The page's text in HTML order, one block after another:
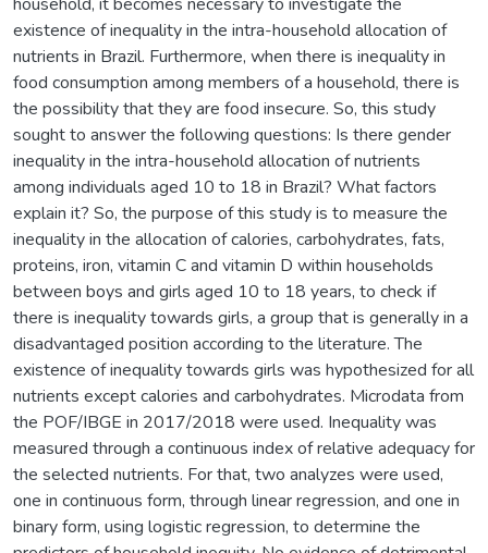
existence of inequality in the intra-household allocation of
nutrients in Brazil. Furthermore, when there is inequality in
food consumption among members of a household, there is
the possibility that they are food insecure. So, this study
sought to answer the following questions: Is there gender
inequality in the intra-household allocation of nutrients
among individuals aged 10 to 18 in Brazil? What factors
explain it? So, the purpose of this study is to measure the
inequality in the allocation of calories, carbohydrates, fats,
proteins, iron, vitamin C and vitamin D within households
between boys and girls aged 10 to 18 years, to check if
there is inequality towards girls, a group that is generally in a
disadvantaged position according to the literature. The
existence of inequality towards girls was hypothesized for all
nutrients except calories and carbohydrates. Microdata from
the POF/IBGE in 2017/2018 were used. Inequality was
measured through a continuous index of relative adequacy for
the selected nutrients. For that, two analyzes were used,
one in continuous form, through linear regression, and one in
binary form, using logistic regression, to determine the